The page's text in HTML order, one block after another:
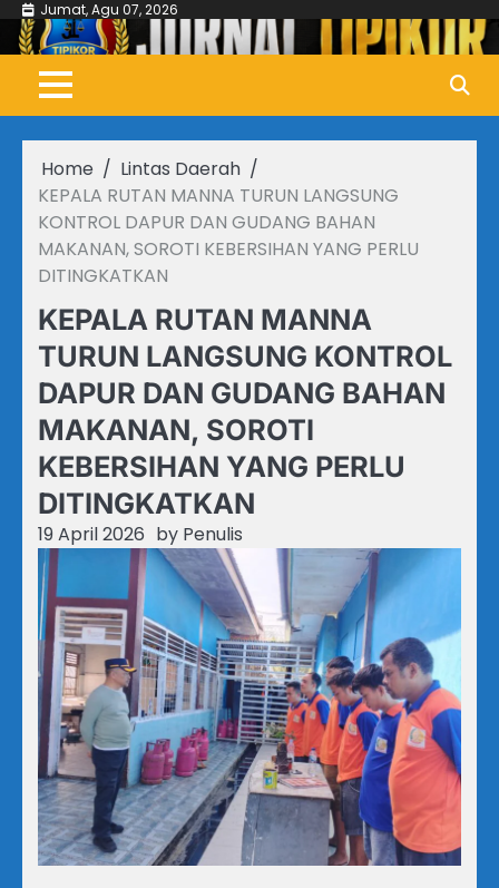
Skip
content
Jumat, Agu 07, 2026
Home
Lintas Daerah
KEPALA RUTAN MANNA TURUN LANGSUNG
KONTROL DAPUR DAN GUDANG BAHAN
MAKANAN, SOROTI KEBERSIHAN YANG PERLU
DITINGKATKAN
KEPALA RUTAN MANNA
TURUN LANGSUNG KONTROL
DAPUR DAN GUDANG BAHAN
MAKANAN, SOROTI
KEBERSIHAN YANG PERLU
DITINGKATKAN
19 April 2026 by Penulis